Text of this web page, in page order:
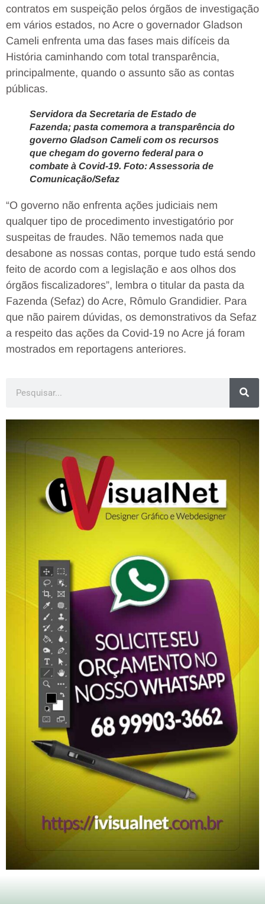
contratos em suspeição pelos órgãos de investigação
em vários estados, no Acre o governador Gladson
Cameli enfrenta uma das fases mais difíceis da
História caminhando com total transparência,
principalmente, quando o assunto são as contas
públicas.
Servidora da Secretaria de Estado de
Fazenda; pasta comemora a transparência do
governo Gladson Cameli com os recursos
que chegam do governo federal para o
combate à Covid-19. Foto: Assessoria de
Comunicação/Sefaz
“O governo não enfrenta ações judiciais nem
qualquer tipo de procedimento investigatório por
suspeitas de fraudes. Não tememos nada que
desabone as nossas contas, porque tudo está sendo
feito de acordo com a legislação e aos olhos dos
órgãos fiscalizadores”, lembra o titular da pasta da
Fazenda (Sefaz) do Acre, Rômulo Grandidier. Para
que não pairem dúvidas, os demonstrativos da Sefaz
a respeito das ações da Covid-19 no Acre já foram
mostrados em reportagens anteriores.